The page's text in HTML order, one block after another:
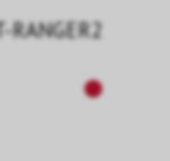
RANGER2